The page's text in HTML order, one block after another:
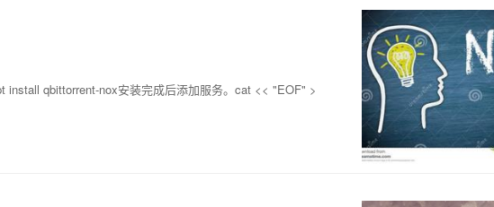
qbittorrent-nox安装完成后添加服务。cat << "EOF" >